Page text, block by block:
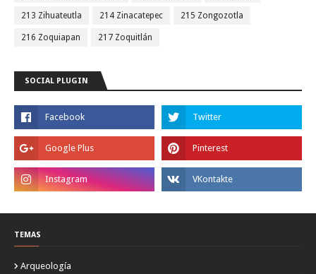
213 Zihuateutla 214 Zinacatepec 215 Zongozotla
216 Zoquiapan 217 Zoquitlán
SOCIAL PLUGIN
TEMAS
Arqueología